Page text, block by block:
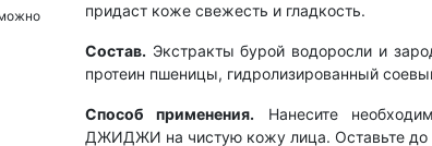
придаст коже свежесть и гладкость.
Состав. Экстракты бурой водоросли и
протеин пшеницы, гидролизированный
Способ применения. Нанесите
ДЖИДЖИ на чистую кожу лица. Оставьте до